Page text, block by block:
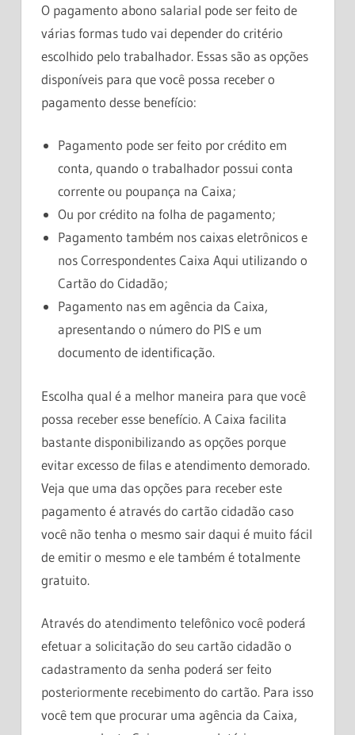
O pagamento abono salarial pode ser feito de
várias formas tudo vai depender do critério
escolhido pelo trabalhador. Essas são as opções
disponíveis para que você possa receber o
pagamento desse benefício:
Pagamento pode ser feito por crédito em
conta, quando o trabalhador possui conta
corrente ou poupança na Caixa;
Ou por crédito na folha de pagamento;
Pagamento também nos caixas eletrônicos e
nos Correspondentes Caixa Aqui utilizando o
Cartão do Cidadão;
Pagamento nas em agência da Caixa,
apresentando o número do PIS e um
documento de identificação.
Escolha qual é a melhor maneira para que você
possa receber esse benefício. A Caixa facilita
bastante disponibilizando as opções porque
evitar excesso de filas e atendimento demorado.
Veja que uma das opções para receber este
pagamento é através do cartão cidadão caso
você não tenha o mesmo sair daqui é muito fácil
de emitir o mesmo e ele também é totalmente
gratuito.
Através do atendimento telefônico você poderá
efetuar a solicitação do seu cartão cidadão o
cadastramento da senha poderá ser feito
posteriormente recebimento do cartão. Para isso
você tem que procurar uma agência da Caixa,